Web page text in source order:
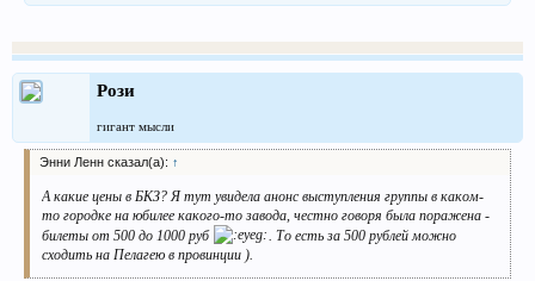
Рози
гигант мысли
Энни Ленн сказал(а): ↑
А какие цены в БКЗ? Я тут увидела анонс выступления группы в каком-
то городке на юбилее какого-то завода, честно говоря была поражена -
билеты от 500 до 1000 руб
. То есть за 500 рублей можно
сходить на Пелагею в провинции ).